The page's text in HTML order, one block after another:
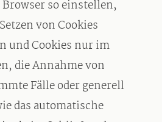
so einstellen,
von Cookies
und Cookies nur im
die Annahme von
Fälle oder generell
das automatische